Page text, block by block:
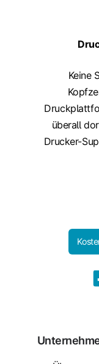
Keine
überall
Drucker-